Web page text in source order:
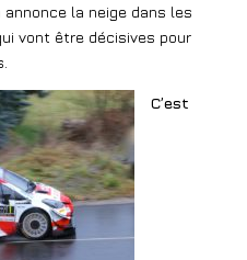
annonce la neige dans les
vont être décisives pour
C’est